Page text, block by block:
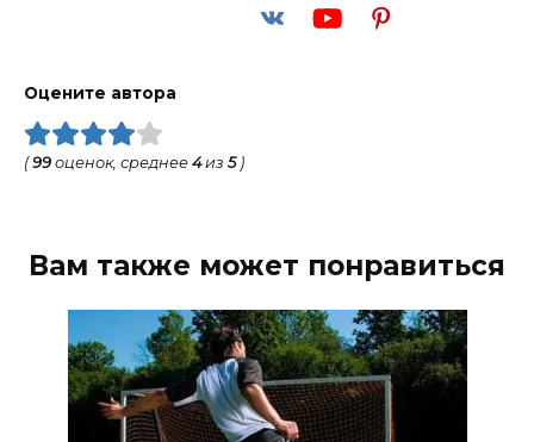
Оцените автора
(99 оценок, среднее 4из 5)
Вам также может понравиться